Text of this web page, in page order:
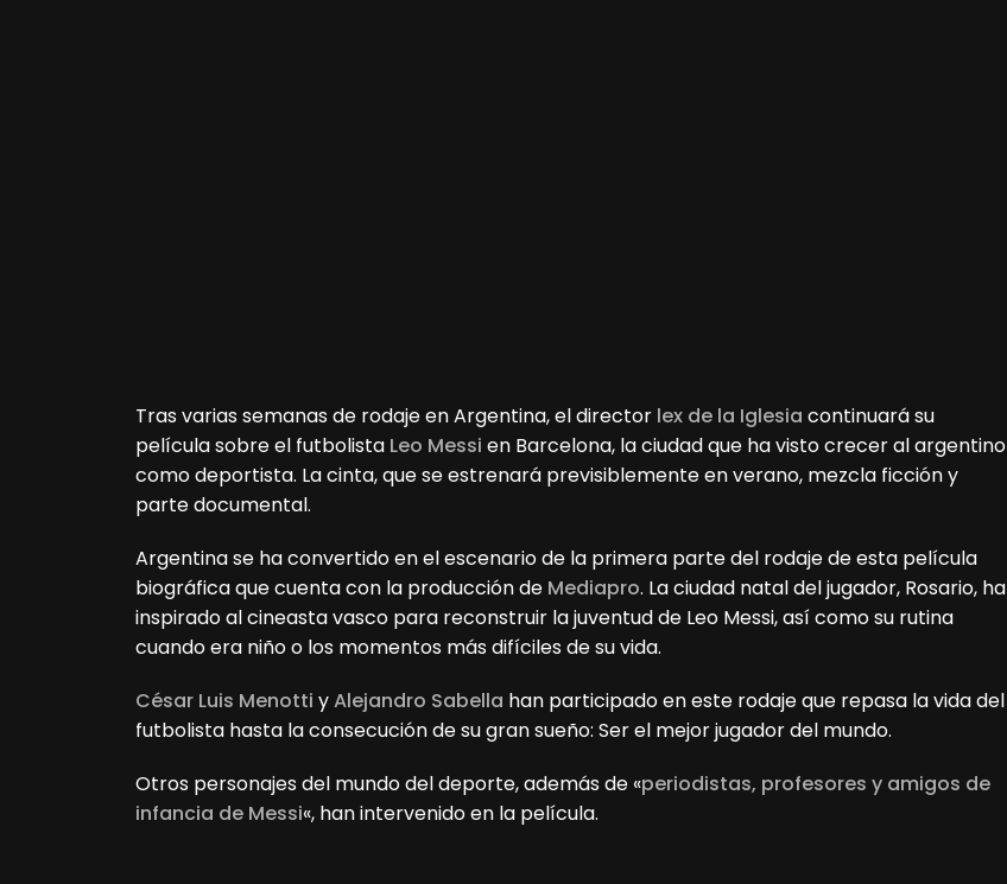
Tras varias semanas de rodaje en Argentina, el director lex de la Iglesia continuará su
película sobre el futbolista Leo Messi en Barcelona, la ciudad que ha visto crecer al argentino
como deportista. La cinta, que se estrenará previsiblemente en verano, mezcla ficción y
parte documental.
Argentina se ha convertido en el escenario de la primera parte del rodaje de esta película
biográfica que cuenta con la producción de Mediapro. La ciudad natal del jugador, Rosario, ha
inspirado al cineasta vasco para reconstruir la juventud de Leo Messi, así como su rutina
cuando era niño o los momentos más difíciles de su vida.
César Luis Menotti yAlejandro Sabella han participado en este rodaje que repasa la vida del
futbolista hasta la consecución de su gran sueño: Ser el mejor jugador del mundo.
Otros personajes del mundo del deporte, además de «periodistas, profesores y amigos de
infancia de Messi«, han intervenido en la película.